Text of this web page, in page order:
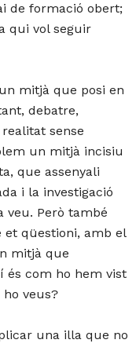
de formació obert;
qui vol seguir
mitjà que posi en
debatre,
sense
un mitjà incisiu
que assenyali
i la investigació
veu. Però també
qüestioni, amb el
mitjà que
és com ho hem vist
veus?
una illa que no